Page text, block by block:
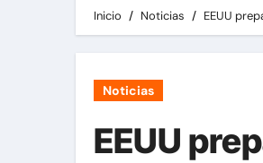
Inicio Noticias EEUU
Noticias
EEUU